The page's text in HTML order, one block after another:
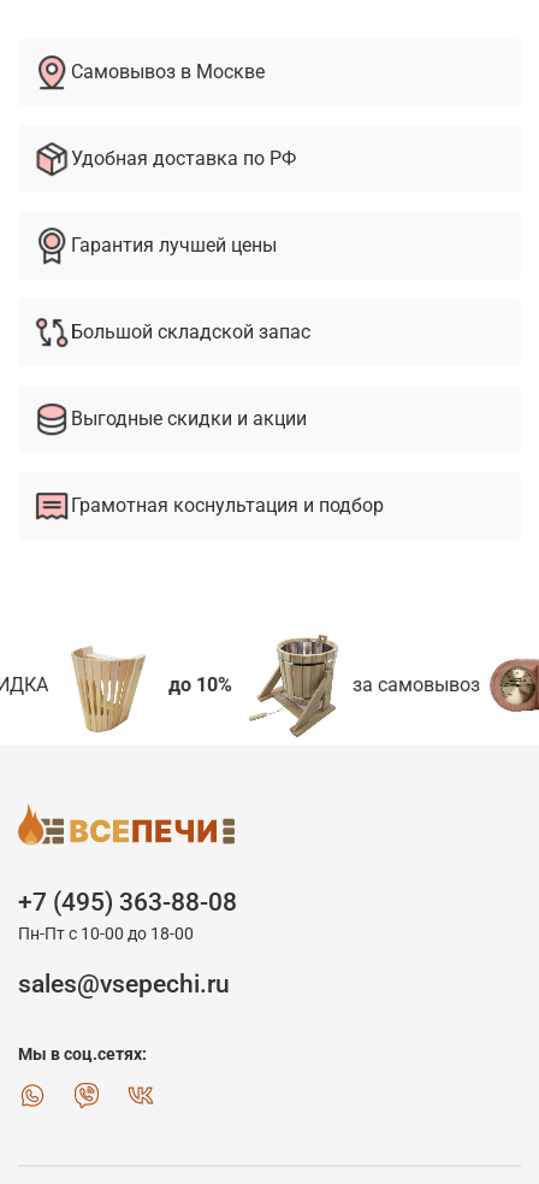
Самовывоз в Москве
Удобная доставка по РФ
Гарантия лучшей цены
Большой складской запас
Выгодные скидки и акции
Грамотная коснультация и подбор
до 10% за самовывоз
+7 (495) 363-88-08
Пн-Пт с 10-00 до 18-00
sales@vsepechi.ru
Мы в соц.сетях: